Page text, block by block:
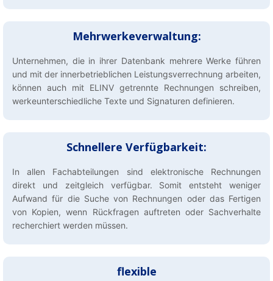
Mehrwerkeverwaltung:
Unternehmen, die in ihrer Datenbank mehrere Werke führen
und mit der innerbetrieblichen Leistungsverrechnung arbeiten,
können auch mit ELINV getrennte Rechnungen schreiben,
werkeunterschiedliche Texte und Signaturen definieren.
Schnellere Verfügbarkeit:
In allen Fachabteilungen sind elektronische Rechnungen
direkt und zeitgleich verfügbar. Somit entsteht weniger
Aufwand für die Suche von Rechnungen oder das Fertigen
von Kopien, wenn Rückfragen auftreten oder Sachverhalte
recherchiert werden müssen.
flexible